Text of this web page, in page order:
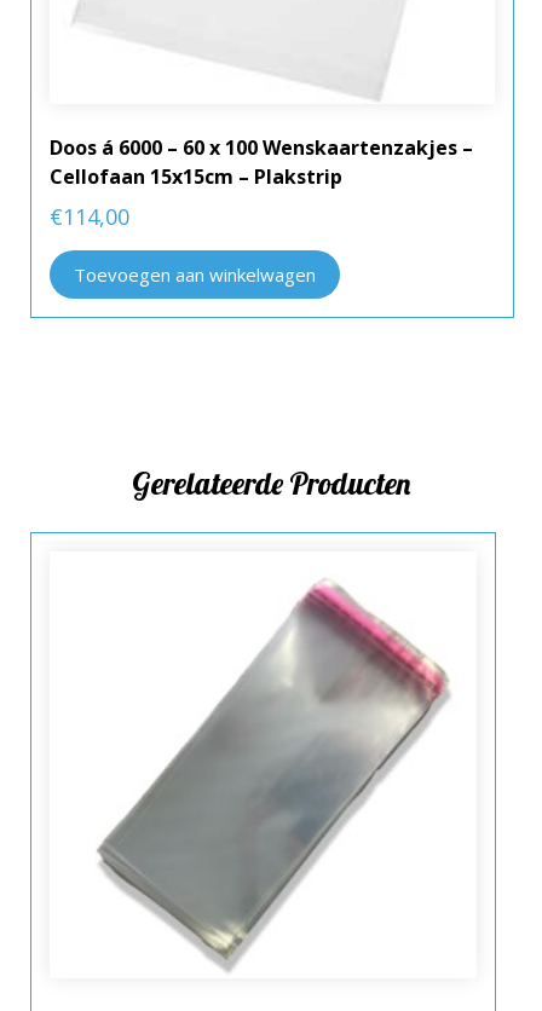
Doos á 6000 – 60 x 100 Wenskaartenzakjes –
Cellofaan 15x15cm – Plakstrip
€114,00
Toevoegen aan winkelwagen
Gerelateerde Producten